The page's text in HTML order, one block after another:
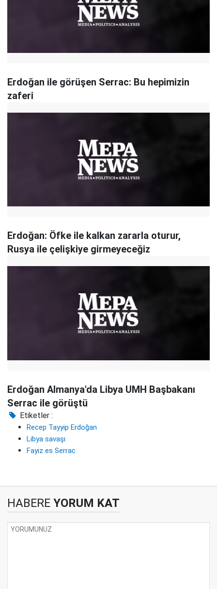
Erdoğan ile görüşen Serrac: Bu hepimizin
zaferi
Erdoğan: Öfke ile kalkan zararla oturur,
Rusya ile çelişkiye girmeyeceğiz
Erdoğan Almanya'da Libya UMH Başbakanı
Serrac ile görüştü
Etiketler :
Recep Tayyip Erdoğan
Libya savaşı
Fayiz es Serrac
HABERE YORUM KAT